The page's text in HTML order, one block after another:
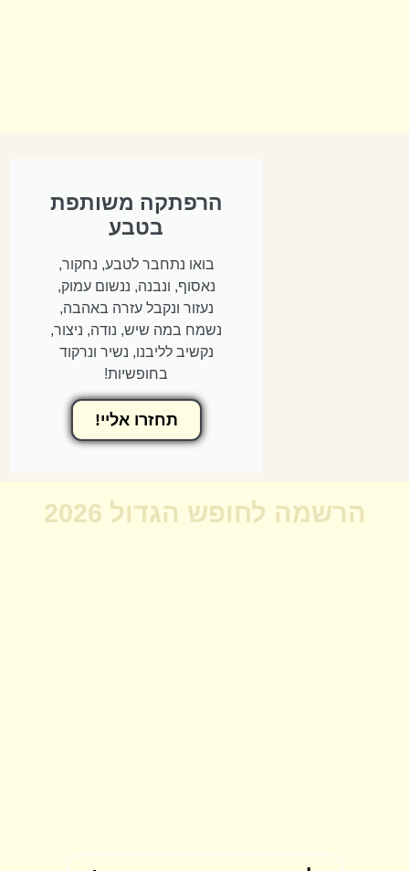
הרפתקה משותפת
בטבע
בואו נתחבר לטבע, נחקור,
נאסוף, ונבנה, ננשום עמוק,
נעזור ונקבל עזרה באהבה,
נשמח במה שיש, נודה, ניצור,
נקשיב לליבנו, נשיר ונרקוד
בחופשיות!
תחזרו אליי!
הרשמה לחופש הגדול 2026